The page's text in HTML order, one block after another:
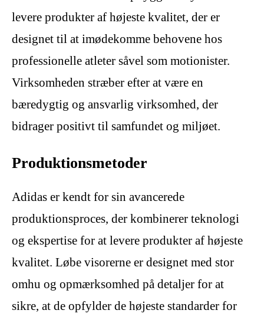
levere produkter af højeste kvalitet, der er
designet til at imødekomme behovene hos
professionelle atleter såvel som motionister.
Virksomheden stræber efter at være en
bæredygtig og ansvarlig virksomhed, der
bidrager positivt til samfundet og miljøet.
Produktionsmetoder
Adidas er kendt for sin avancerede
produktionsproces, der kombinerer teknologi
og ekspertise for at levere produkter af højeste
kvalitet. Løbe visorerne er designet med stor
omhu og opmærksomhed på detaljer for at
sikre, at de opfylder de højeste standarder for